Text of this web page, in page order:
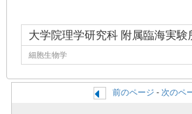
大学院理学研究科 附属臨海実験
細胞生物学
前のページ - 次のペ